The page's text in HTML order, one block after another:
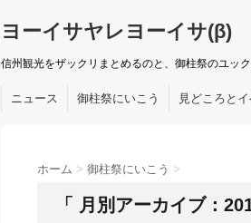
ヨーイサヤレヨーイサ(β)
信州観光をザックリまとめるのと、御柱祭のユッ
ニュース 御柱祭にいこう 見どころと
ホーム > 御柱祭にいこう >
「 月別アーカイブ：